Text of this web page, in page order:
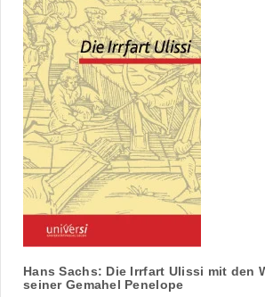
Hans Sachs: Die Irrfart Ulissi mit den
seiner Gemahel Penelope